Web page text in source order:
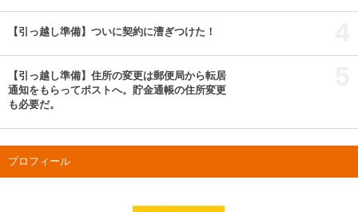
【引っ越し準備】ついに契約に漕ぎつけた！
【引っ越し準備】住所の変更は郵便局から転居
通知をもらってポストへ。貯金通帳の住所変更
も必要だ。
プロフィール